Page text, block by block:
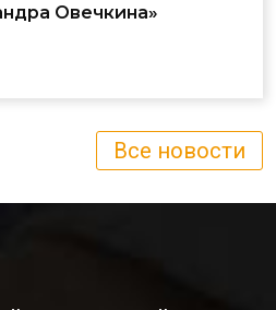
Овечкина»
Все новости